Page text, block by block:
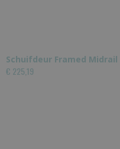
Schuifdeur Framed Midrail
€ 225,19